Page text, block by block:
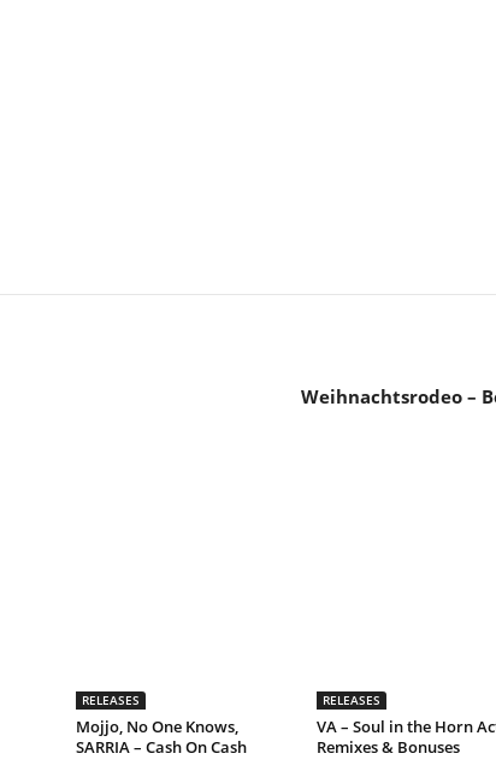
Weihnachtsrodeo –
RELEASES
Mojjo, No One Knows,
SARRIA – Cash On Cash
RELEASES
VA – Soul in the Horn
Remixes & Bonuses